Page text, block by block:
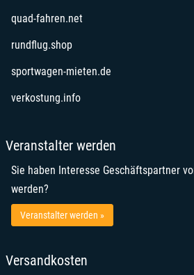
quad-fahren.net
rundflug.shop
sportwagen-mieten.de
verkostung.info
Veranstalter werden
Sie haben Interesse Geschäftspartner
werden?
Veranstalter werden »
Versandkosten